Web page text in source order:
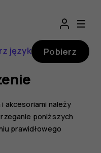
język Pobierz
akcesoriami należy
poniższych
prawidłowego